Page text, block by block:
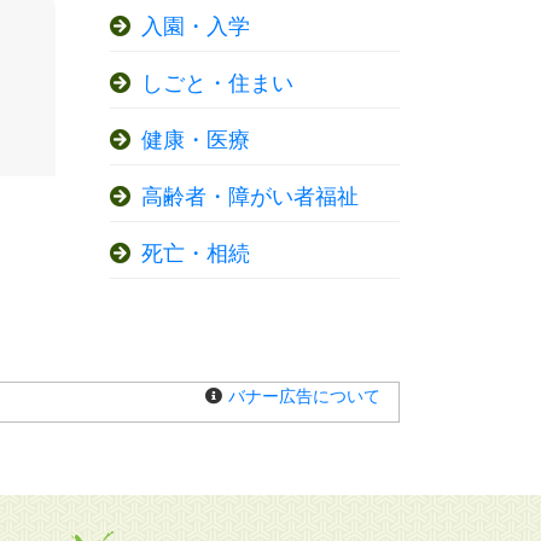
入園・入学
しごと・住まい
健康・医療
高齢者・障がい者福祉
死亡・相続
バナー広告について